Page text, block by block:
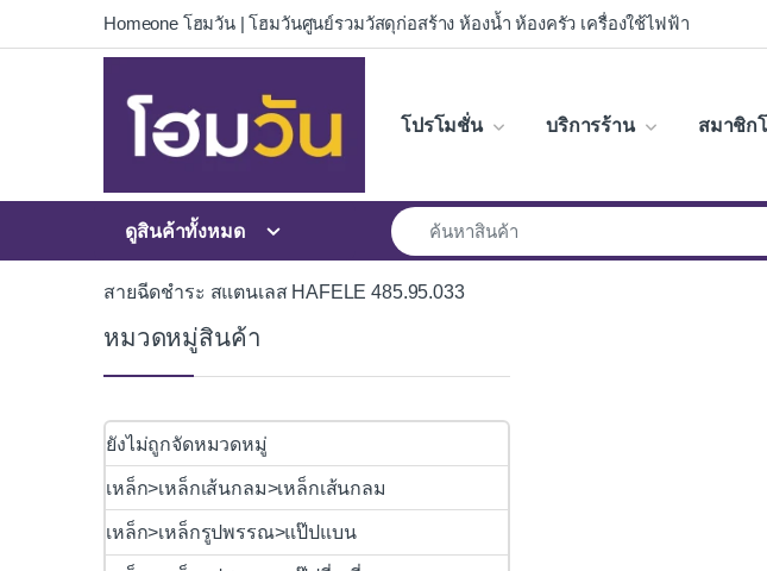
Skip to navigation
Skip to contentHomeone โฮมวัน | โฮมวันศูนย์รวมวัสดุก่อสร้าง ห้องน้ำ ห้องครัว เครื่องใช้ไฟฟ้า
โปรโมชั่น บริการร้าน สมาชิก
ดูสินค้าทั้งหมด
สายฉีดชำระ สแตนเลส HAFELE 485.95.033
หมวดหมู่สินค้า
ยังไม่ถูกจัดหมวดหมู่
เหล็ก>เหล็กเส้นกลม>เหล็กเส้นกลม
เหล็ก>เหล็กรูปพรรณ>แป๊ปแบน